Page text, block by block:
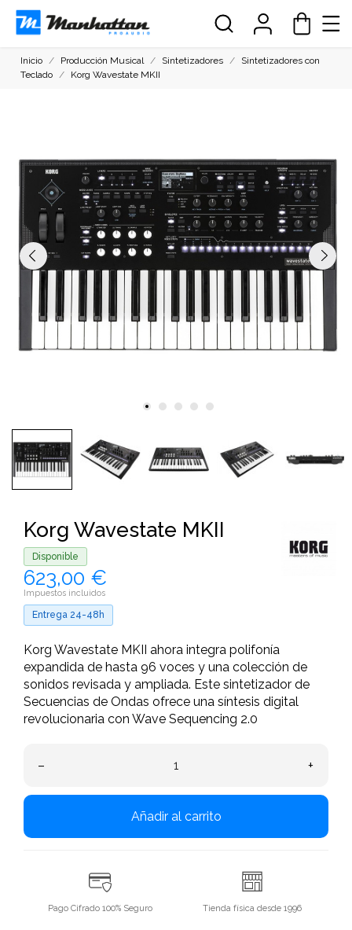
Inicio Producción Musical Sintetizadores
Sintetizadores con
Teclado
Korg Wavestate MKII
Korg Wavestate MKII
Disponible
623,00 €
Impuestos incluidos
Entrega 24-48h
Korg Wavestate MKII ahora integra polifonía
expandida de hasta 96 voces y una colección de
sonidos revisada y ampliada. Este sintetizador de
Secuencias de Ondas ofrece una síntesis digital
revolucionaria con Wave Sequencing 2.0
– +
Añadir al carrito
Pago Cifrado 100% Seguro Tienda física desde 1996